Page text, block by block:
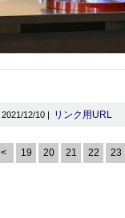
2021/12/10 | リンク用URL
< 19 20 21 22 23